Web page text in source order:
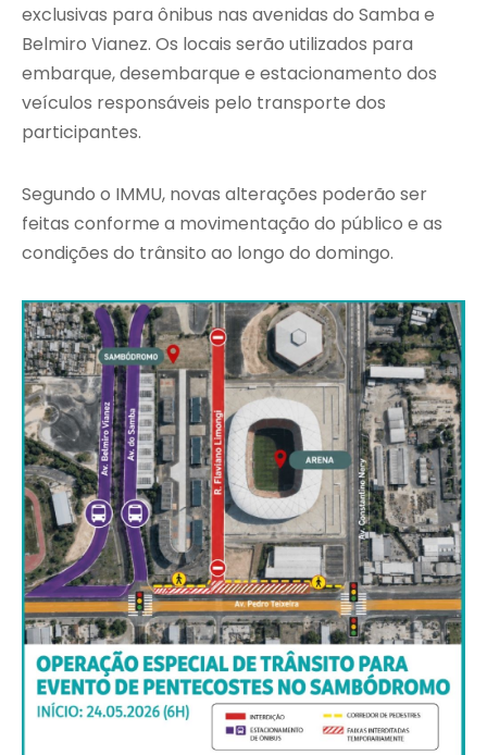
exclusivas para ônibus nas avenidas do Samba e
Belmiro Vianez. Os locais serão utilizados para
embarque, desembarque e estacionamento dos
veículos responsáveis pelo transporte dos
participantes.
Segundo o IMMU, novas alterações poderão ser
feitas conforme a movimentação do público e as
condições do trânsito ao longo do domingo.